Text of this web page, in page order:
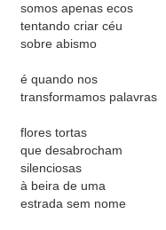
somos apenas ecos
tentando criar céu
sobre abismo
é quando nos
transformamos palavras
flores tortas
que desabrocham
silenciosas
à beira de uma
estrada sem nome